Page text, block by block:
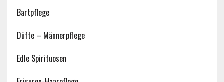
Bartpflege
Düfte – Männerpflege
Edle Spirituosen